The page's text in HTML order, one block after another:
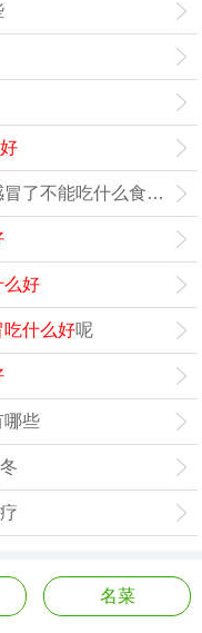
感冒了吃什么好的快 如何预防感冒感冒了不能吃什么食物 感
么好
吃什么好呢
哪些
名菜